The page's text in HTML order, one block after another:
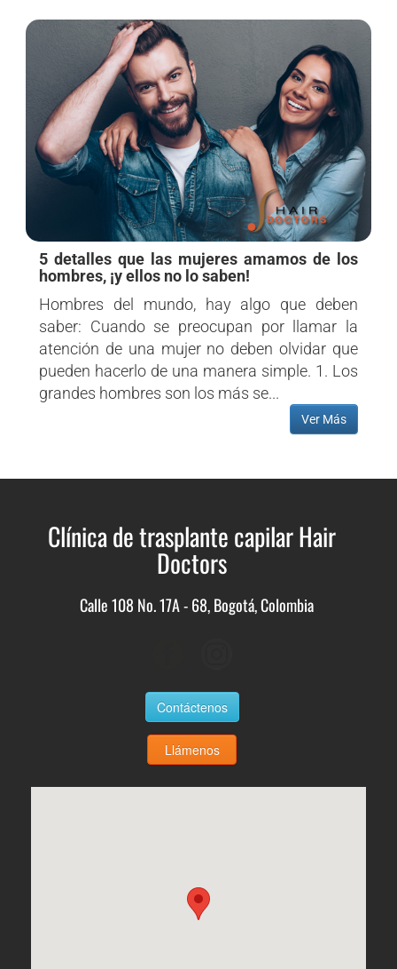
5 detalles que las mujeres amamos de los
hombres, ¡y ellos no lo saben!
Hombres del mundo, hay algo que deben
saber: Cuando se preocupan por llamar la
atención de una mujer no deben olvidar que
pueden hacerlo de una manera simple. 1. Los
grandes hombres son los más se...
Ver Más
Clínica de trasplante capilar Hair
Doctors
Calle 108 No. 17A - 68, Bogotá, Colombia
Contáctenos
Llámenos